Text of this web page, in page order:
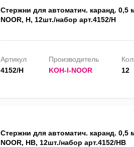
Стержни для автоматич. каранд. 0,5
NOOR, H, 12шт./набор арт.4152/H
Артикул
4152/H
Производитель
KOH-I-NOOR
12
Стержни для автоматич. каранд. 0,5
NOOR, HB, 12шт./набор арт.4152/HB